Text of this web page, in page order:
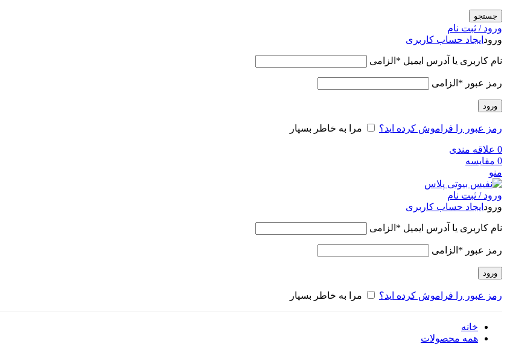
جستجو
ورود / ثبت نام
ورود ایجاد حساب کاربری
نام کاربری یا آدرس ایمیل * الزامی
رمز عبور * الزامی
ورود
رمز عبور را فراموش کرده اید؟ مرا به خاطر بسپار
0 علاقه مندی
0 مقایسه
منو
ورود / ثبت نام
ورود ایجاد حساب کاربری
نام کاربری یا آدرس ایمیل * الزامی
رمز عبور * الزامی
ورود
رمز عبور را فراموش کرده اید؟ مرا به خاطر بسپار
خانه
همه محصولات